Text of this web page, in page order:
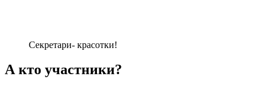
Секретари- красотки!
А кто участники?